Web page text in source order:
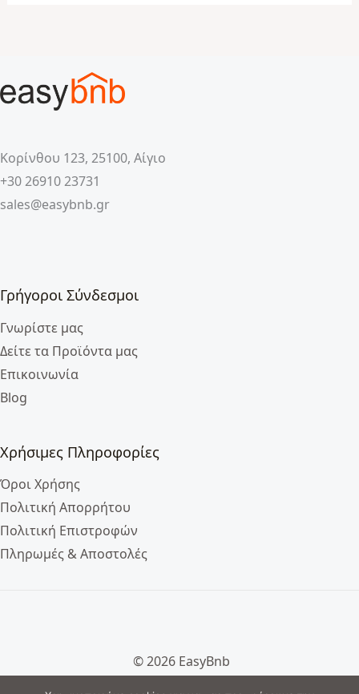
Κορίνθου 123, 25100, Αίγιο
+30 26910 23731
sales@easybnb.gr
Γρήγοροι Σύνδεσμοι
Γνωρίστε μας
Δείτε τα Προϊόντα μας
Επικοινωνία
Blog
Χρήσιμες Πληροφορίες
Όροι Χρήσης
Πολιτική Απορρήτου
Πολιτική Επιστροφών
Πληρωμές & Αποστολές
© 2026 EasyBnb